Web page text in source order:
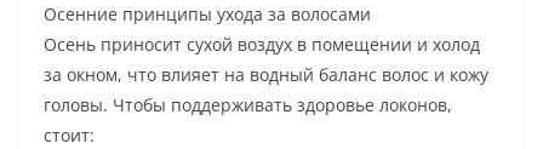
Осенние принципы ухода за волосами
Осень приносит сухой воздух в помещении и холод
за окном, что влияет на водный баланс волос и кожу
головы. Чтобы поддерживать здоровье локонов,
стоит: